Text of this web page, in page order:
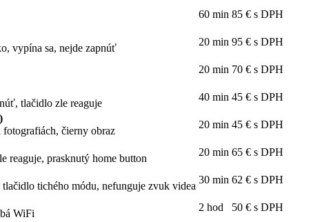
60 min 85 € s DPH
vypína sa, nejde zapnúť
20 min 95 € s DPH
20 min 70 € s DPH
tlačidlo zle reaguje
40 min 45 € s DPH
čierny obraz
20 min 45 € s DPH
reaguje, prasknutý home button
20 min 65 € s DPH
tichého módu, nefunguje zvuk videa
30 min 62 € s DPH
WiFi
2 hod
50 € s DPH